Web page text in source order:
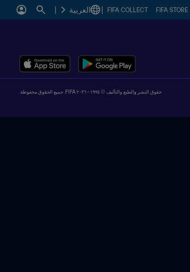
FIFA STORE
FIFA COLLECT العربية
حقوق النشر والطبع والتأليف © ١٩٩٤ - ٢٠٢٦ FIFA. جميع الحقوق محفوظة.